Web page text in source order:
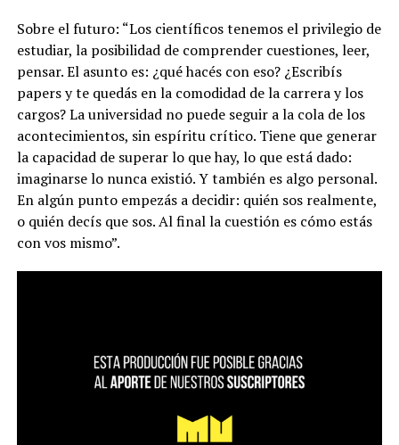
Sobre el futuro: “Los científicos tenemos el privilegio de
estudiar, la posibilidad de comprender cuestiones, leer,
pensar. El asunto es: ¿qué hacés con eso? ¿Escribís
papers y te quedás en la comodidad de la carrera y los
cargos? La universidad no puede seguir a la cola de los
acontecimientos, sin espíritu crítico. Tiene que generar
la capacidad de superar lo que hay, lo que está dado:
imaginarse lo nunca existió. Y también es algo personal.
En algún punto empezás a decidir: quién sos realmente,
o quién decís que sos. Al final la cuestión es cómo estás
con vos mismo”.